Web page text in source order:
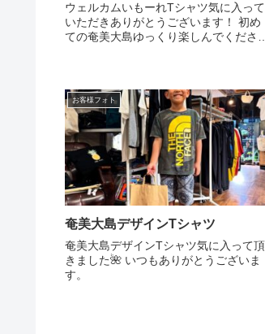
ウェルカムいもーれTシャツ気に入って
いただきありがとうございます！ 初め
ての奄美大島ゆっくり楽しんでくださ
お客様フォト
奄美大島デザインTシャツ
奄美大島デザインTシャツ気に入って頂
きました🌺 いつもありがとうございま
す。